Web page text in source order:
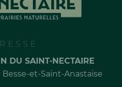
DU SAINT-NECTAIRE
Besse-et-Saint-Anastaise